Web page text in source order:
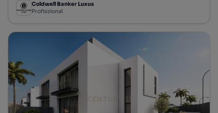
Coldwell Banker Luxus
Profissional